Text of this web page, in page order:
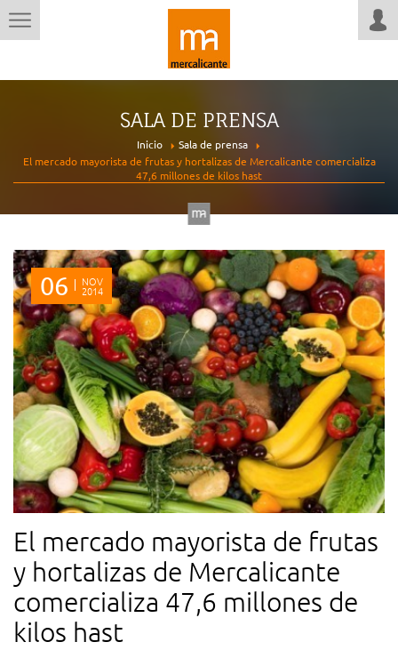
SALA DE PRENSA
Inicio
Sala de prensa
El mercado mayorista de frutas y hortalizas de Mercalicante comercializa
47,6 millones de kilos hast
06 NOV
2014
El mercado mayorista de frutas
y hortalizas de Mercalicante
comercializa 47,6 millones de
kilos hast